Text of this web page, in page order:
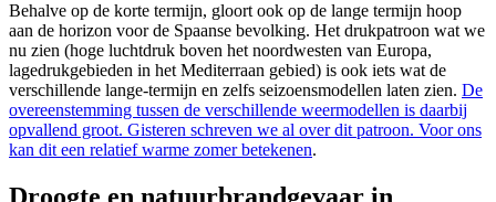
Behalve op de korte termijn, gloort ook op de lange termijn hoop
aan de horizon voor de Spaanse bevolking. Het drukpatroon wat we
nu zien (hoge luchtdruk boven het noordwesten van Europa,
lagedrukgebieden in het Mediterraan gebied) is ook iets wat de
verschillende lange-termijn en zelfs seizoensmodellen laten zien. De
overeenstemming tussen de verschillende weermodellen is daarbij
opvallend groot. Gisteren schreven we al over dit patroon. Voor ons
kan dit een relatief warme zomer betekenen.